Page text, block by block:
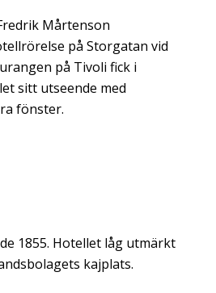
Mårtenson
på Storgatan vid
på Tivoli fick i
sitt utseende med
fönster.
1855. Hotellet låg utmärkt
kajplats.